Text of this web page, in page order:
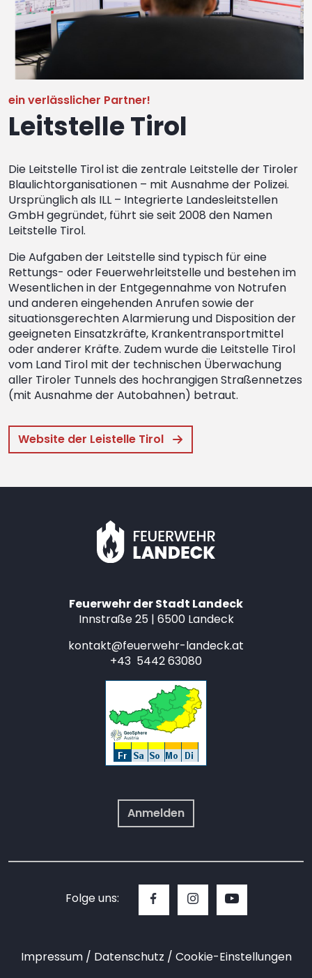
ein verlässlicher Partner!
Leitstelle Tirol
Die Leitstelle Tirol ist die zentrale Leitstelle der Tiroler
Blaulichtorganisationen – mit Ausnahme der Polizei.
Ursprünglich als ILL – Integrierte Landesleitstellen
GmbH gegründet, führt sie seit 2008 den Namen
Leitstelle Tirol.
Die Aufgaben der Leitstelle sind typisch für eine
Rettungs- oder Feuerwehrleitstelle und bestehen im
Wesentlichen in der Entgegennahme von Notrufen
und anderen eingehenden Anrufen sowie der
situationsgerechten Alarmierung und Disposition der
geeigneten Einsatzkräfte, Krankentransportmittel
oder anderer Kräfte. Zudem wurde die Leitstelle Tirol
vom Land Tirol mit der technischen Überwachung
aller Tiroler Tunnels des hochrangigen Straßennetzes
(mit Ausnahme der Autobahnen) betraut.
Website der Leistelle Tirol
Feuerwehr der Stadt Landeck
Innstraße 25 | 6500 Landeck
kontakt@feuerwehr-landeck.at
+43 5442 63080
Anmelden
Folge uns:
Impressum Datenschutz Cookie-Einstellungen